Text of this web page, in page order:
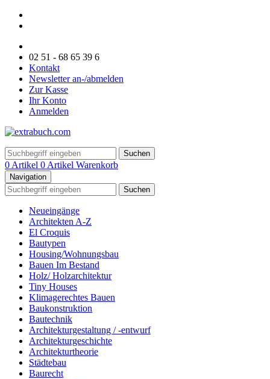
02 51 - 68 65 39 6
Kontakt
Newsletter an-/abmelden
Zur Kasse
Ihr Konto
Anmelden
Suchen
0 Artikel 0 Artikel Warenkorb
Navigation
Suchen
Neueingänge
Architekten A-Z
El Croquis
Bautypen
Housing/Wohnungsbau
Bauen Im Bestand
Holz/ Holzarchitektur
Tiny Houses
Klimagerechtes Bauen
Baukonstruktion
Bautechnik
Architekturgestaltung / -entwurf
Architekturgeschichte
Architekturtheorie
Städtebau
Baurecht